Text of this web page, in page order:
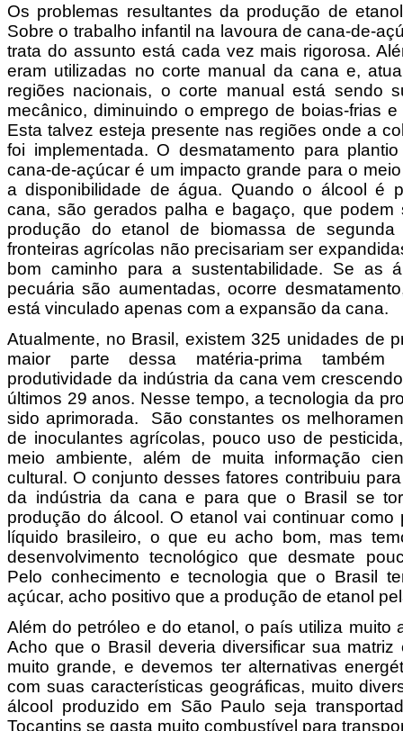
Os problemas resultantes da produção de
Sobre o trabalho infantil na lavoura de cana-de-
trata do assunto está cada vez mais rigorosa.
eram utilizadas no corte manual da cana e,
regiões nacionais, o corte manual está sendo
mecânico, diminuindo o emprego de boias-frias
Esta talvez esteja presente nas regiões onde a
foi implementada. O desmatamento para
cana-de-açúcar é um impacto grande para o
a disponibilidade de água. Quando o álcool é
cana, são gerados palha e bagaço, que podem
produção do etanol de biomassa de segunda
fronteiras agrícolas não precisariam ser
bom caminho para a sustentabilidade. Se as
pecuária são aumentadas, ocorre
está vinculado apenas com a expansão da cana.
Atualmente, no Brasil, existem 325 unidades de
maior parte dessa matéria-prima
produtividade da indústria da cana vem
últimos 29 anos. Nesse tempo, a tecnologia da
sido aprimorada. São constantes os
de inoculantes agrícolas, pouco uso de
meio ambiente, além de muita informação
cultural. O conjunto desses fatores contribuiu
da indústria da cana e para que o Brasil se
produção do álcool. O etanol vai continuar como
líquido brasileiro, o que eu acho bom, mas
desenvolvimento tecnológico que desmate
Pelo conhecimento e tecnologia que o Brasil
açúcar, acho positivo que a produção de etanol
Além do petróleo e do etanol, o país utiliza muito
Acho que o Brasil deveria diversificar sua
muito grande, e devemos ter alternativas
com suas características geográficas, muito
álcool produzido em São Paulo seja
Tocantins se gasta muito combustível para